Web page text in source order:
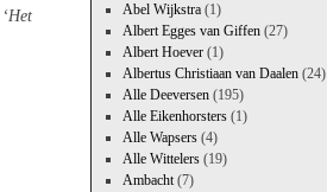
Abel Wijkstra(1)
Albert Egges van Giffen(27)
Albert Hoever(1)
Albertus Christiaan van Daalen(24)
Alle Deeversen(195)
Alle Eikenhorsters(1)
Alle Wapsers(4)
Alle Wittelers(19)
Ambacht(7)